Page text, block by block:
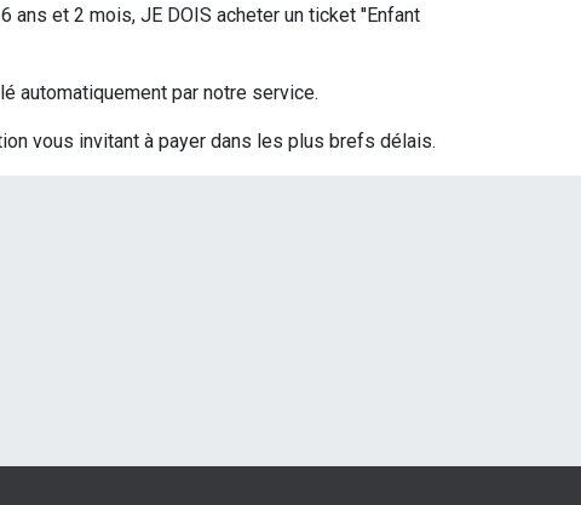
et 2 mois, JE DOIS acheter un ticket ''Enfant
automatiquement par notre service.
vous invitant à payer dans les plus brefs délais.